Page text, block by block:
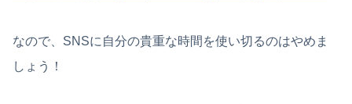
なので、SNSに自分の貴重な時間を使い切るのはやめま
しょう！